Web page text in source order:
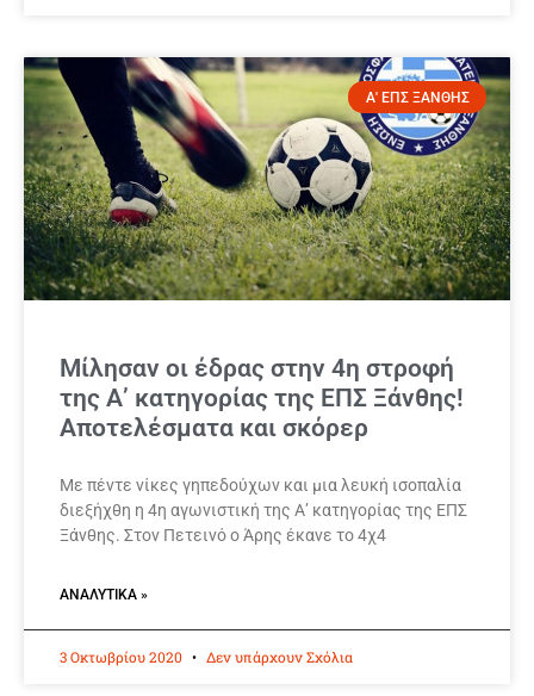
Α' ΕΠΣ ΞΑΝΘΗΣ
Μίλησαν οι έδρας στην 4η στροφή
της Α’ κατηγορίας της ΕΠΣ Ξάνθης!
Αποτελέσματα και σκόρερ
Με πέντε νίκες γηπεδούχων και μια λευκή ισοπαλία
διεξήχθη η 4η αγωνιστική της Α’ κατηγορίας της ΕΠΣ
Ξάνθης. Στον Πετεινό ο Άρης έκανε το 4χ4
ΑΝΑΛΥΤΙΚΆ »
3 Οκτωβρίου 2020 Δεν υπάρχουν Σχόλια